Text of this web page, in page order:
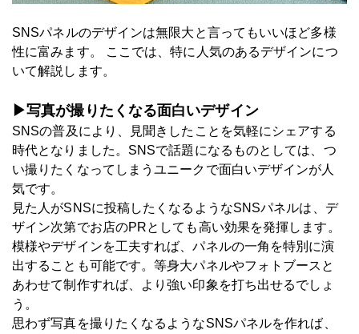
SNSパネルのデザインは無限大と言ってもいいほど多様
性に富みます。 ここでは、特に人気のあるデザインにつ
いて解説します。
▶写真が撮りたくなる面白いデザイン
SNSの普及により、見聞きしたことを気軽にシェアする
時代となりました。SNSで話題になるものとしては、つ
い撮りたくなってしまうユニークで面白いデザインが人
気です。
見た人がSNSに投稿したくなるようなSNSパネルは、デ
ザイン次第でお店のPRとしても高い効果を発揮します。
模様やデザインを工夫すれば、パネルの一角を特別に演
出することも可能です。等身大パネルやフォトブースと
あわせて制作すれば、より強い印象を打ち出せるでしょ
う。
思わず写真を撮りたくなるようなSNSパネルを作れば、